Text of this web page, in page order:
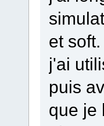
et soft.
j'ai
puis
que je